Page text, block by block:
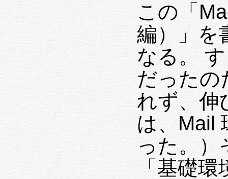
この「
編）」を
なる。
だったの
れず、伸
は、Mail
った。）
「基礎